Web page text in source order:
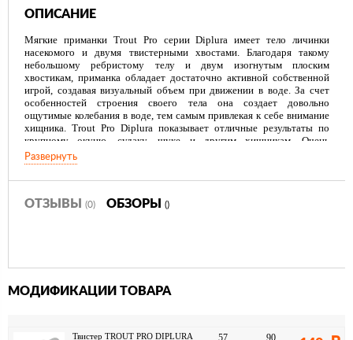
ОПИСАНИЕ
Мягкие приманки Trout Pro серии Diplura имеет тело личинки
насекомого и двумя твистерными хвостами. Благодаря такому
небольшому ребристому телу и двум изогнутым плоским
хвостикам, приманка обладает достаточно активной собственной
игрой, создавая визуальный объем при движении в воде. За счет
особенностей строения своего тела она создает довольно
ощутимые колебания в воде, тем самым привлекая к себе внимание
хищника. Trout Pro Diplura показывает отличные результаты по
крупному окуню, судаку, щуке и другим хищникам. Очень
эффективны приманки данной серии при ловле пассивного
хищника.
Развернуть
ОТЗЫВЫ (0) ОБЗОРЫ ()
МОДИФИКАЦИИ ТОВАРА
Твистер TROUT PRO DIPLURA